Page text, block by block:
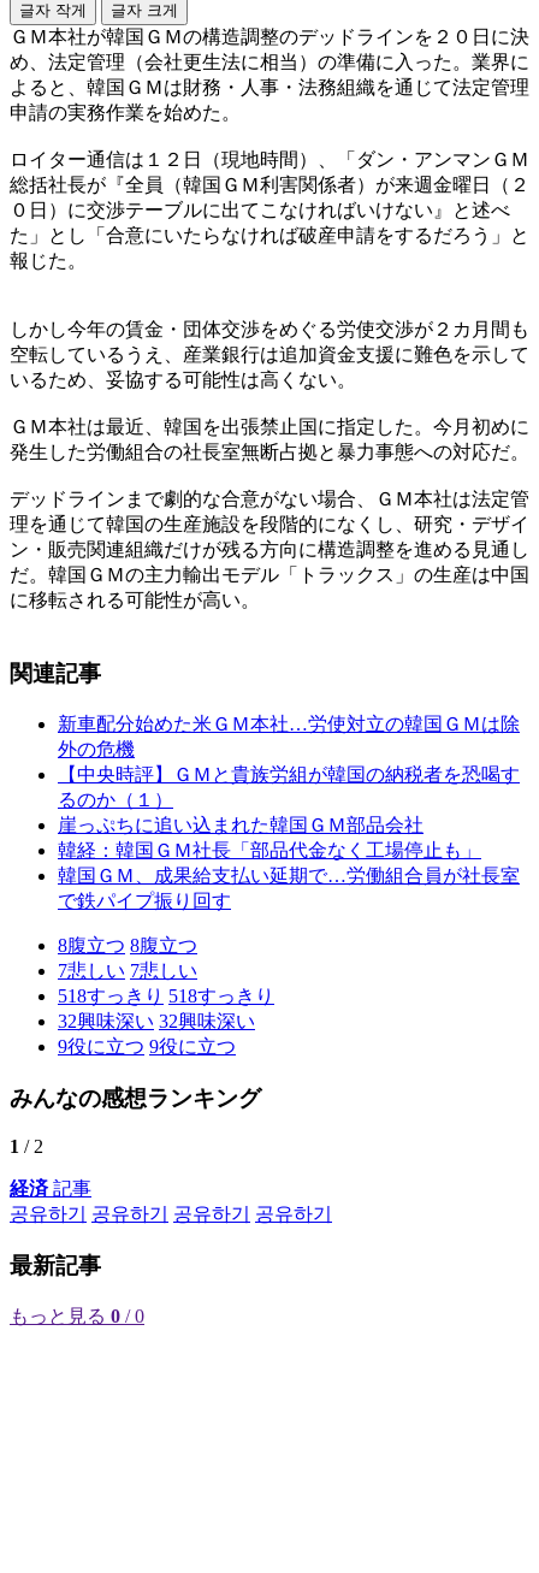
글자 작게 글자 크게
ＧＭ本社が韓国ＧＭの構造調整のデッドラインを２０日に決
め、法定管理（会社更生法に相当）の準備に入った。業界に
よると、韓国ＧＭは財務・人事・法務組織を通じて法定管理
申請の実務作業を始めた。
ロイター通信は１２日（現地時間）、「ダン・アンマンＧＭ
総括社長が『全員（韓国ＧＭ利害関係者）が来週金曜日（２
０日）に交渉テーブルに出てこなければいけない』と述べ
た」とし「合意にいたらなければ破産申請をするだろう」と
報じた。
しかし今年の賃金・団体交渉をめぐる労使交渉が２カ月間も
空転しているうえ、産業銀行は追加資金支援に難色を示して
いるため、妥協する可能性は高くない。
ＧＭ本社は最近、韓国を出張禁止国に指定した。今月初めに
発生した労働組合の社長室無断占拠と暴力事態への対応だ。
デッドラインまで劇的な合意がない場合、ＧＭ本社は法定管
理を通じて韓国の生産施設を段階的になくし、研究・デザイ
ン・販売関連組織だけが残る方向に構造調整を進める見通し
だ。韓国ＧＭの主力輸出モデル「トラックス」の生産は中国
に移転される可能性が高い。
関連記事
新車配分始めた米ＧＭ本社…労使対立の韓国ＧＭは除
外の危機
【中央時評】ＧＭと貴族労組が韓国の納税者を恐喝す
るのか（１）
崖っぷちに追い込まれた韓国ＧＭ部品会社
韓経：韓国ＧＭ社長「部品代金なく工場停止も」
韓国ＧＭ、成果給支払い延期で…労働組合員が社長室
で鉄パイプ振り回す
8腹立つ 8腹立つ
7悲しい 7悲しい
518すっきり 518すっきり
32興味深い 32興味深い
9役に立つ 9役に立つ
みんなの感想ランキング
1 / 2
経済記事
공유하기
공유하기 공유하기 공유하기
最新記事
もっと見る 0 / 0